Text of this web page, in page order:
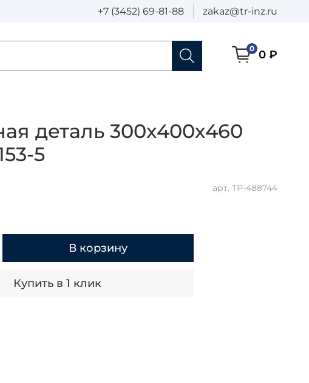
+7 (3452) 69-81-88 zakaz@tr-inz.ru
0 0 ₽
арт. ТР-488744
деталь 300х400х460
5
В корзину
Купить в 1 клик